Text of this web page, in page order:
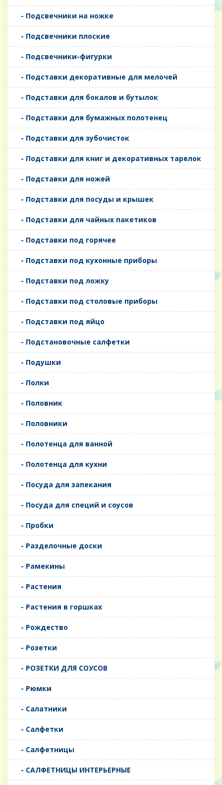
- Подсвечники на ножке
- Подсвечники плоские
- Подсвечники-фигурки
- Подставки декоративные для мелочей
- Подставки для бокалов и бутылок
- Подставки для бумажных полотенец
- Подставки для зубочисток
- Подставки для книг и декоративных тарелок
- Подставки для ножей
- Подставки для посуды и крышек
- Подставки для чайных пакетиков
- Подставки под горячее
- Подставки под кухонные приборы
- Подставки под ложку
- Подставки под столовые приборы
- Подставки под яйцо
- Подстановочные салфетки
- Подушки
- Полки
- Половник
- Половники
- Полотенца для ванной
- Полотенца для кухни
- Посуда для запекания
- Посуда для специй и соусов
- Пробки
- Разделочные доски
- Рамекины
- Растения
- Растения в горшках
- Рождество
- Розетки
- РОЗЕТКИ ДЛЯ СОУСОВ
- Рюмки
- Салатники
- Салфетки
- Салфетницы
- САЛФЕТНИЦЫ ИНТЕРЬЕРНЫЕ